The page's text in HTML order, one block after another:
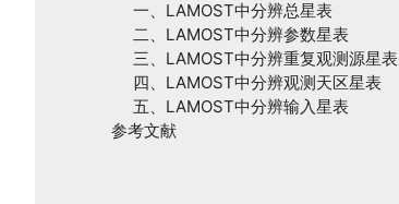
一、LAMOST中分辨总星表
二、LAMOST中分辨参数星表
三、LAMOST中分辨重复观测源星表
四、LAMOST中分辨观测天区星表
五、LAMOST中分辨输入星表
参考文献